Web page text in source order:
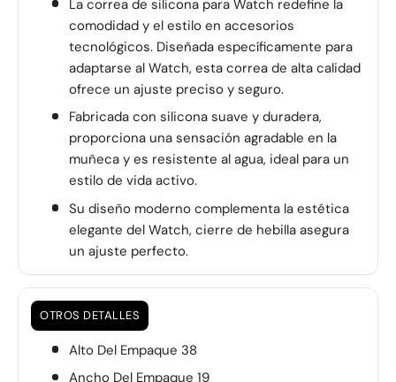
La correa de silicona para Watch redefine la
comodidad y el estilo en accesorios
tecnológicos. Diseñada específicamente para
adaptarse al Watch, esta correa de alta calidad
ofrece un ajuste preciso y seguro.
Fabricada con silicona suave y duradera,
proporciona una sensación agradable en la
muñeca y es resistente al agua, ideal para un
estilo de vida activo.
Su diseño moderno complementa la estética
elegante del Watch, cierre de hebilla asegura
un ajuste perfecto.
OTROS DETALLES
Alto Del Empaque 38
Ancho Del Empaque 19